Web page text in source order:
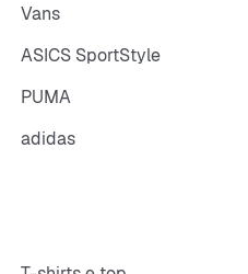
Vans
ASICS SportStyle
PUMA
adidas